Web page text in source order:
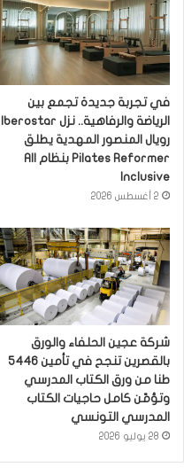
في تجربة جديدة تجمع بين
رويال المنصور المهدية يطلق
Pilates Reformer بنظام All
Inclusive
2 أغسطس 2026
شركة عجين الحلفاء والورق
بالقصرين تنجح في تأمين 5446
طنا من ورق الكتاب المدرسي
وتؤمّن كامل حاجيات الكتاب
المدرسي التونسي
28 يوليو 2026